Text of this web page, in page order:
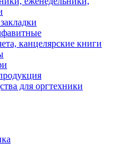
канцелярские книги
для оргтехники